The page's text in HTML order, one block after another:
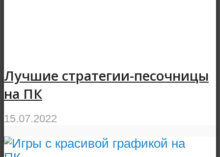
Лучшие стратегии-песочницы
на ПК
15.07.2022